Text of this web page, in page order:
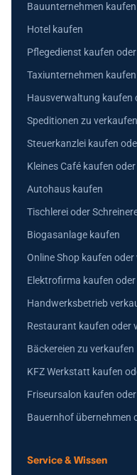
Bauunternehmen
Hotel kaufen
Pflegedienst kaufen
Taxiunternehmen
Hausverwaltung kaufen
Speditionen zu verkaufen
Steuerkanzlei kaufen
Kleines Café kaufen
Autohaus kaufen
Tischlerei oder
Biogasanlage kaufen
Online Shop kaufen oder
Elektrofirma kaufen
Handwerksbetrieb
Restaurant kaufen oder
Bäckereien zu verkaufen
KFZ Werkstatt kaufen
Friseursalon kaufen
Bauernhof übernehmen
Service & Wissen